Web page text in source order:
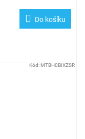
Do košíku
Kód:MTBH0BIXZSR